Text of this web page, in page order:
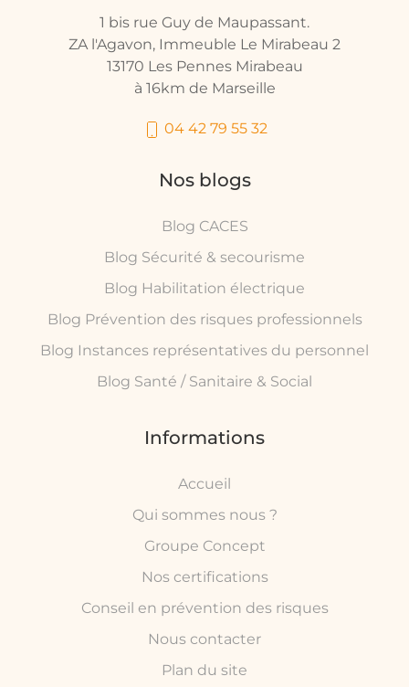
1 bis rue Guy de Maupassant.
ZA l'Agavon, Immeuble Le Mirabeau 2
13170 Les Pennes Mirabeau
à 16km de Marseille
04 42 79 55 32
Nos blogs
Blog CACES
Blog Sécurité & secourisme
Blog Habilitation électrique
Blog Prévention des risques professionnels
Blog Instances représentatives du personnel
Blog Santé / Sanitaire & Social
Informations
Accueil
Qui sommes nous ?
Groupe Concept
Nos certifications
Conseil en prévention des risques
Nous contacter
Plan du site